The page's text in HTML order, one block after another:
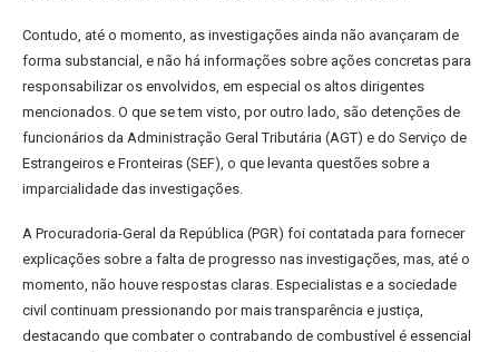
Contudo, até o momento, as investigações ainda não avançaram de
forma substancial, e não há informações sobre ações concretas para
responsabilizar os envolvidos, em especial os altos dirigentes
mencionados. O que se tem visto, por outro lado, são detenções de
funcionários da Administração Geral Tributária (AGT) e do Serviço de
Estrangeiros e Fronteiras (SEF), o que levanta questões sobre a
imparcialidade das investigações.
A Procuradoria-Geral da República (PGR) foi contatada para fornecer
explicações sobre a falta de progresso nas investigações, mas, até o
momento, não houve respostas claras. Especialistas e a sociedade
civil continuam pressionando por mais transparência e justiça,
destacando que combater o contrabando de combustível é essencial